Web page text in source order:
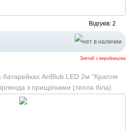
Відгуків: 2
Знятий з виробництва
батарейках AnBlub LED 2м "Крапля
з прищіпками (тепла біла)